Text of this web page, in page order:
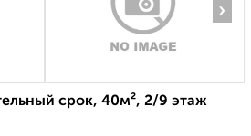
›
срок, 40м², 2/9 этаж